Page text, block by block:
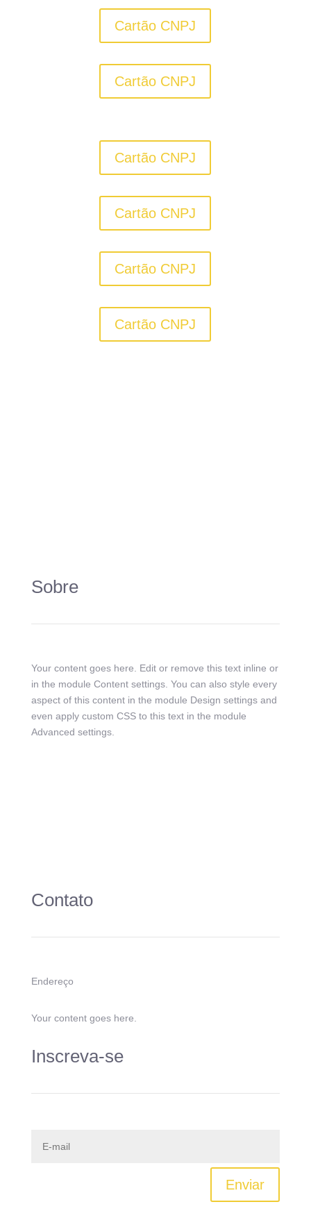
Cartão CNPJ
Cartão CNPJ
Cartão CNPJ
Cartão CNPJ
Cartão CNPJ
Cartão CNPJ
Sobre
Your content goes here. Edit or remove this text inline or
in the module Content settings. You can also style every
aspect of this content in the module Design settings and
even apply custom CSS to this text in the module
Advanced settings.
Contato
Endereço
Your content goes here.
Inscreva-se
Enviar